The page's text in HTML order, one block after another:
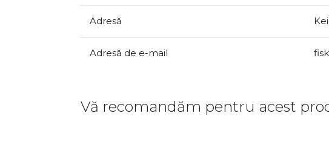
Adresă
Adresă de e-mail
Vă recomandăm pentru acest